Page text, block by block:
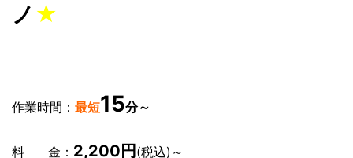
ノ ★
作業時間： 最短15分～
料 金： 2,200円 (税込)～